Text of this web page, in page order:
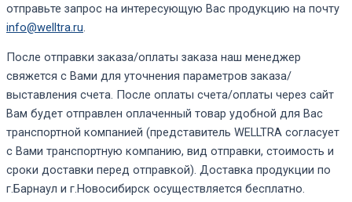
отправьте запрос на интересующую Вас продукцию на почту
info@welltra.ru
После отправки заказа/оплаты заказа наш менеджер
свяжется с Вами для уточнения параметров заказа/
выставления счета. После оплаты счета/оплаты через сайт
Вам будет отправлен оплаченный товар удобной для Вас
транспортной компанией (представитель WELLTRA согласует
с Вами транспортную компанию, вид отправки, стоимость и
сроки доставки перед отправкой). Доставка продукции по
г.Барнаул и г.Новосибирск осуществляется бесплатно.